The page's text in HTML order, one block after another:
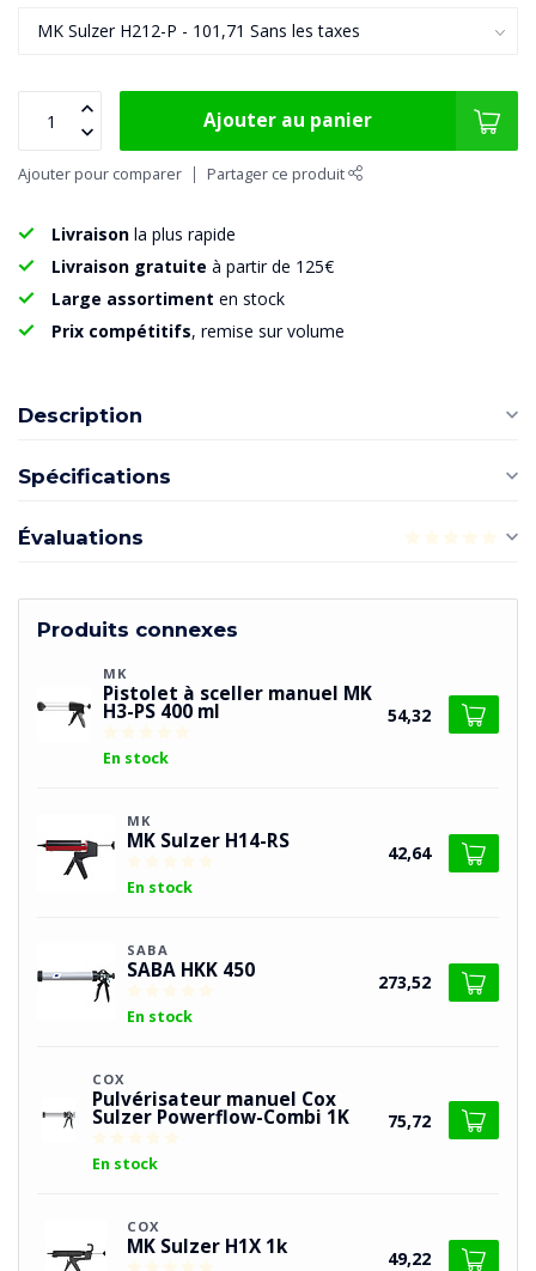
Ajouter au panier
Ajouter pour comparer Partager ce produit
Livraison la plus rapide
Livraison gratuite à partir de 125€
Large assortiment en stock
Prix compétitifs, remise sur volume
Description
Spécifications
Évaluations
Produits connexes
MK
Pistolet à sceller manuel MK
H3-PS 400 ml
En stock
54,32
MK
MK Sulzer H14-RS
En stock
42,64
SABA
SABA HKK 450
En stock
273,52
COX
Pulvérisateur manuel Cox
Sulzer Powerflow-Combi 1K
En stock
75,72
COX
MK Sulzer H1X 1k 49,22